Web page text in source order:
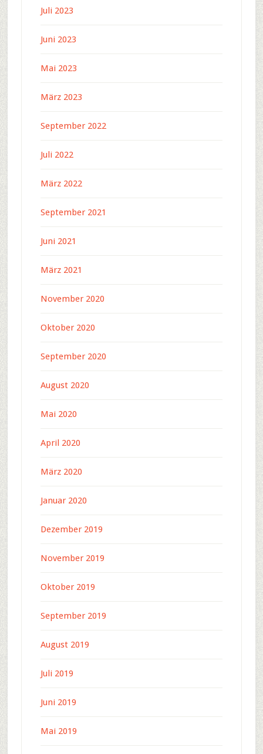
Juli 2023
Juni 2023
Mai 2023
März 2023
September 2022
Juli 2022
März 2022
September 2021
Juni 2021
März 2021
November 2020
Oktober 2020
September 2020
August 2020
Mai 2020
April 2020
März 2020
Januar 2020
Dezember 2019
November 2019
Oktober 2019
September 2019
August 2019
Juli 2019
Juni 2019
Mai 2019